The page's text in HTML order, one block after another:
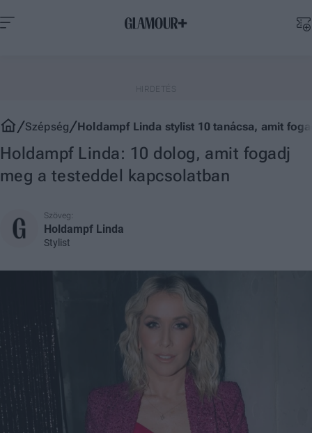
Szépség Holdampf Linda stylist 10 tanácsa, amit
Holdampf Linda: 10 dolog, amit fogadj
meg a testeddel kapcsolatban
Szöveg:
Holdampf Linda
Stylist